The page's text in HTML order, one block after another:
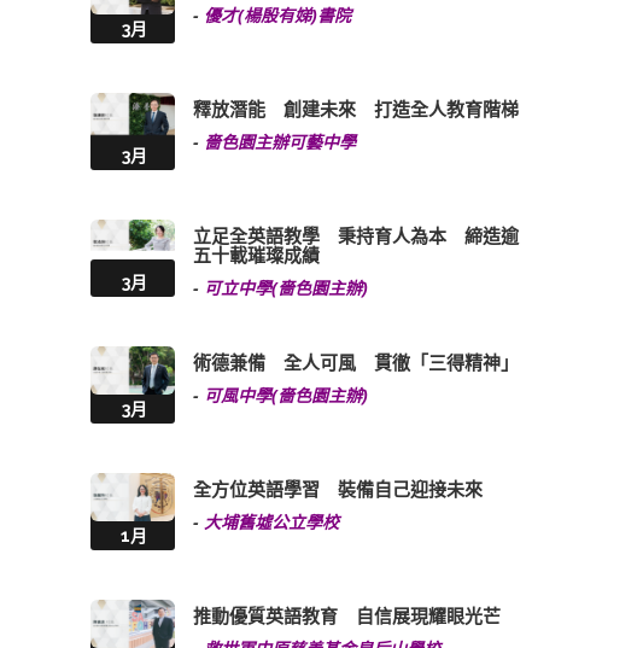
3月
- 優才(楊殷有娣)書院
3月
釋放潛能 創建未來 打造全人教育階梯
- 嗇色園主辦可藝中學
3月
立足全英語教學 秉持育人為本 締造逾
五十載璀璨成績
- 可立中學(嗇色園主辦)
3月
術德兼備 全人可風 貫徹「三得精神」
- 可風中學(嗇色園主辦)
1月
全方位英語學習 裝備自己迎接未來
-大埔舊墟公立學校
推動優質英語教育 自信展現耀眼光芒